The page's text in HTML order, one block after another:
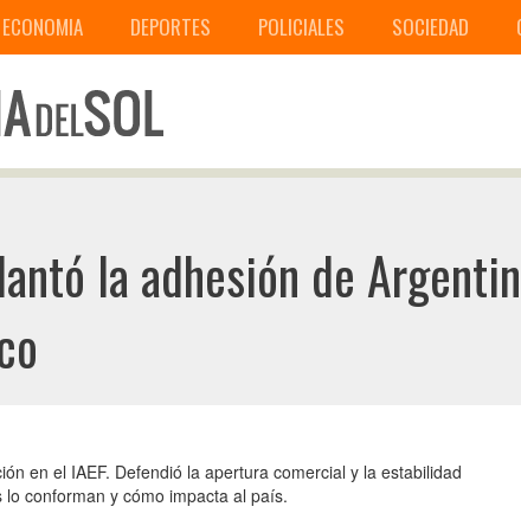
ECONOMIA DEPORTES POLICIALES SOCIEDAD
la adhesión de
en el IAEF. Defendió la apertura comercial y la estabilidad
conforman y cómo impacta al país.